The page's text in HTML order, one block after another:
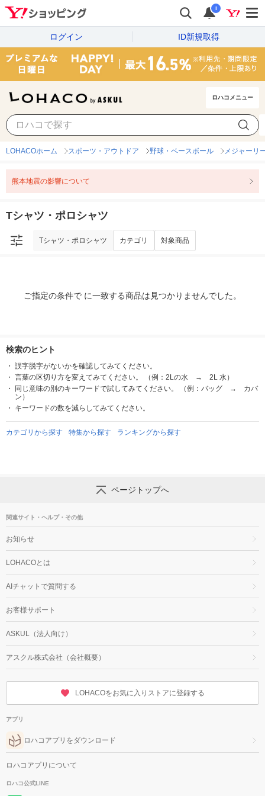
i
ログイン ID新規取得
ロハコメニュー
Tシャツ・ポロシャツ
LOHACOホーム スポーツ・アウトドア 野球・ベースボール メジャーリ
熊本地震の影響について
Tシャツ・ポロシャツ
Tシャツ・ポロシャツ カテゴリ 対象商品
ご指定の条件で に一致する商品は見つかりませんでした。
検索のヒント
誤字脱字がないかを確認してみてください。
言葉の区切り方を変えてみてください。 （例：2Lの水 → 2L 水）
同じ意味の別のキーワードで試してみてください。 （例：バッグ → カバ
ン）
キーワードの数を減らしてみてください。
カテゴリから探す 特集から探す ランキングから探す
ページトップへ
関連サイト・ヘルプ・その他
お知らせ
LOHACOとは
AIチャットで質問する
お客様サポート
ASKUL（法人向け）
アスクル株式会社（会社概要）
LOHACOをお気に入りストアに登録する
アプリ
ロハコアプリをダウンロード
ロハコアプリについて
ロハコ公式LINE